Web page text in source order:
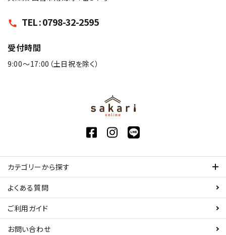
call TEL : 0798-32-2595
受付時間
9:00〜17:00（土日祝を除く）
カテゴリーから探す
よくある質問
ご利用ガイド
お問い合わせ